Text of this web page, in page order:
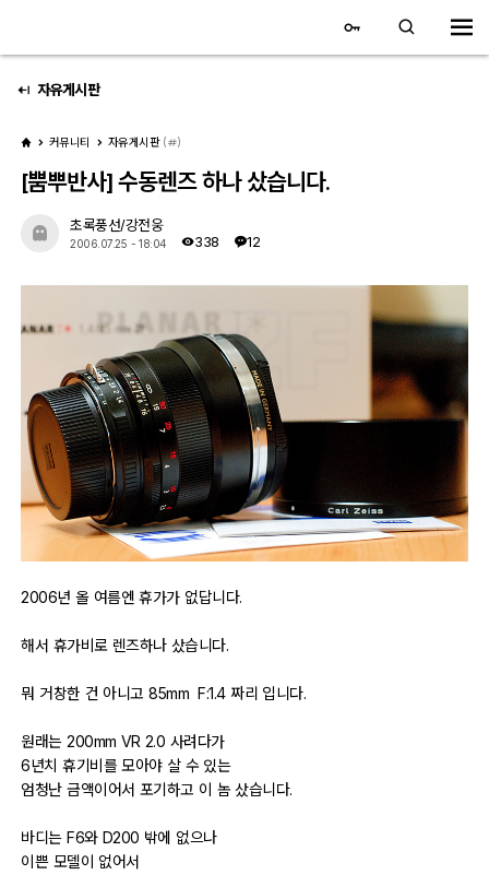
홈
갤러리
자유 갤러리
회원 갤러리
전시회 갤러리
飛龍/김상환님 아침 갤러리
커뮤니티
자유게시판
오프라인
정보 / 강좌
장터
질문 / 답변
가입인사
출사 정보
자유게시판
커뮤니티 자유게시판 ( )
[뿜뿌반사] 수동렌즈 하나 샀습니다.
초록풍선/강전웅
2006.07.25 - 18:04 338 12
2006년 올 여름엔 휴가가 없답니다.
해서 휴가비로 렌즈하나 샀습니다.
뭐 거창한 건 아니고 85mm F:1.4 짜리 입니다.
원래는 200mm VR 2.0 사려다가
6년치 휴기비를 모아야 살 수 있는
엄청난 금액이어서 포기하고 이 놈 샀습니다.
바디는 F6와 D200 밖에 없으나
이쁜 모델이 없어서